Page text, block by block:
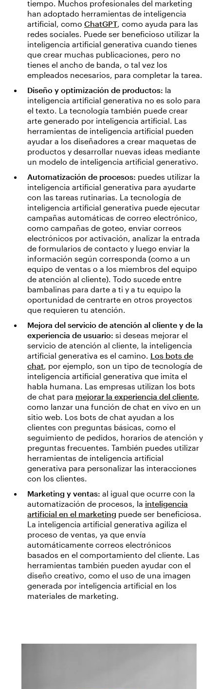
tiempo. Muchos profesionales del marketing
han adoptado herramientas de inteligencia
artificial, como ChatGPT, como ayuda para las
redes sociales. Puede ser beneficioso utilizar la
inteligencia artificial generativa cuando tienes
que crear muchas publicaciones, pero no
tienes el ancho de banda, o tal vez los
empleados necesarios, para completar la tarea.
Diseño y optimización de productos: la
inteligencia artificial generativa no es solo para
el texto. La tecnología también puede crear
arte generado por inteligencia artificial. Las
herramientas de inteligencia artificial pueden
ayudar a los diseñadores a crear maquetas de
productos y desarrollar nuevas ideas mediante
un modelo de inteligencia artificial generativo.
Automatización de procesos: puedes utilizar la
inteligencia artificial generativa para ayudarte
con las tareas rutinarias. La tecnología de
inteligencia artificial generativa puede ejecutar
campañas automáticas de correo electrónico,
como campañas de goteo, enviar correos
electrónicos por activación, analizar la entrada
de formularios de contacto y luego enviar la
información según corresponda (como a un
equipo de ventas o a los miembros del equipo
de atención al cliente). Todo sucede entre
bambalinas para darte a ti y a tu equipo la
oportunidad de centrarte en otros proyectos
que requieren tu atención.
Mejora del servicio de atención al cliente y de la
experiencia de usuario: si deseas mejorar el
servicio de atención al cliente, la inteligencia
artificial generativa es el camino. Los bots de
chat, por ejemplo, son un tipo de tecnología de
inteligencia artificial generativa que imita el
habla humana. Las empresas utilizan los bots
de chat para mejorar la experiencia del cliente,
como lanzar una función de chat en vivo en un
sitio web. Los bots de chat ayudan a los
clientes con preguntas básicas, como el
seguimiento de pedidos, horarios de atención y
preguntas frecuentes. También puedes utilizar
herramientas de inteligencia artificial
generativa para personalizar las interacciones
con los clientes.
Marketing y ventas: al igual que ocurre con la
automatización de procesos, la inteligencia
artificial en el marketing puede ser beneficiosa.
La inteligencia artificial generativa agiliza el
proceso de ventas, ya que envía
automáticamente correos electrónicos
basados en el comportamiento del cliente. Las
herramientas también pueden ayudar con el
diseño creativo, como el uso de una imagen
generada por inteligencia artificial en los
materiales de marketing.